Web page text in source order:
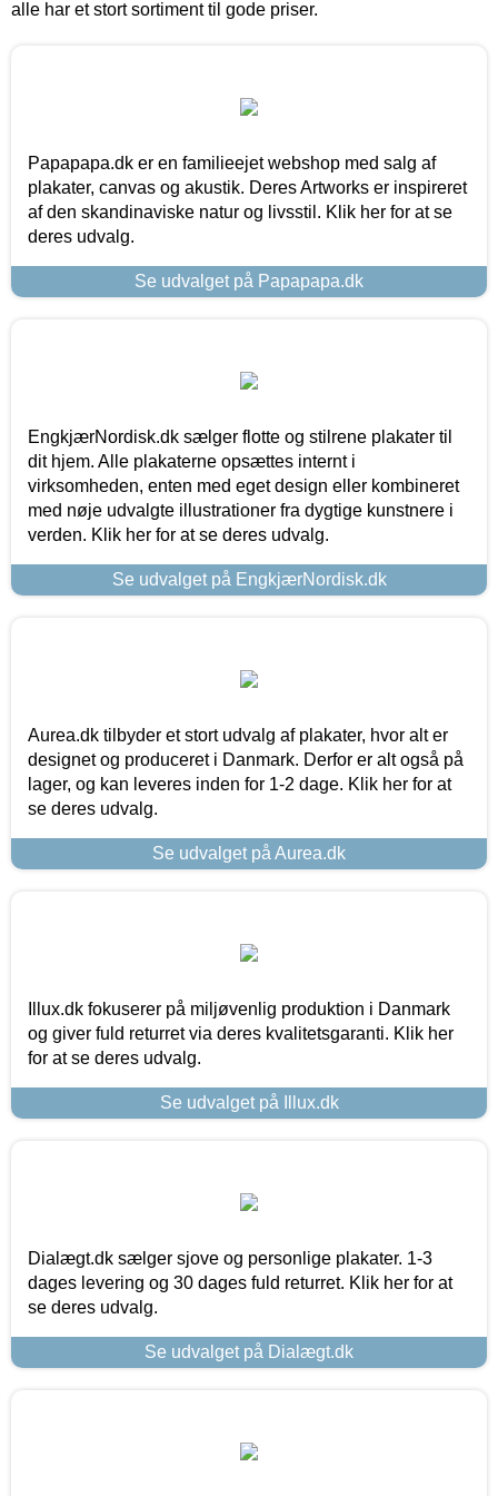
alle har et stort sortiment til gode priser.
Papapapa.dk er en familieejet webshop med salg af
plakater, canvas og akustik. Deres Artworks er inspireret
af den skandinaviske natur og livsstil. Klik her for at se
deres udvalg.
Se udvalget på Papapapa.dk
EngkjærNordisk.dk sælger flotte og stilrene plakater til
dit hjem. Alle plakaterne opsættes internt i
virksomheden, enten med eget design eller kombineret
med nøje udvalgte illustrationer fra dygtige kunstnere i
verden. Klik her for at se deres udvalg.
Se udvalget på EngkjærNordisk.dk
Aurea.dk tilbyder et stort udvalg af plakater, hvor alt er
designet og produceret i Danmark. Derfor er alt også på
lager, og kan leveres inden for 1-2 dage. Klik her for at
se deres udvalg.
Se udvalget på Aurea.dk
Illux.dk fokuserer på miljøvenlig produktion i Danmark
og giver fuld returret via deres kvalitetsgaranti. Klik her
for at se deres udvalg.
Se udvalget på Illux.dk
Dialægt.dk sælger sjove og personlige plakater. 1-3
dages levering og 30 dages fuld returret. Klik her for at
se deres udvalg.
Se udvalget på Dialægt.dk